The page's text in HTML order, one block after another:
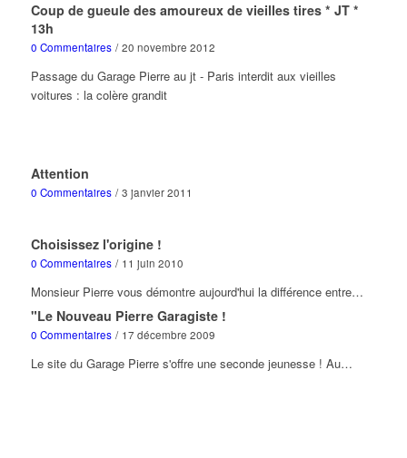
Coup de gueule des amoureux de vieilles tires * JT *
13h
0 Commentaires / 20 novembre 2012
Passage du Garage Pierre au jt - Paris interdit aux vieilles
voitures : la colère grandit
Attention
0 Commentaires / 3 janvier 2011
Choisissez l'origine !
0 Commentaires / 11 juin 2010
Monsieur Pierre vous démontre aujourd'hui la différence entre…
"Le Nouveau Pierre Garagiste !
0 Commentaires / 17 décembre 2009
Le site du Garage Pierre s'offre une seconde jeunesse ! Au…